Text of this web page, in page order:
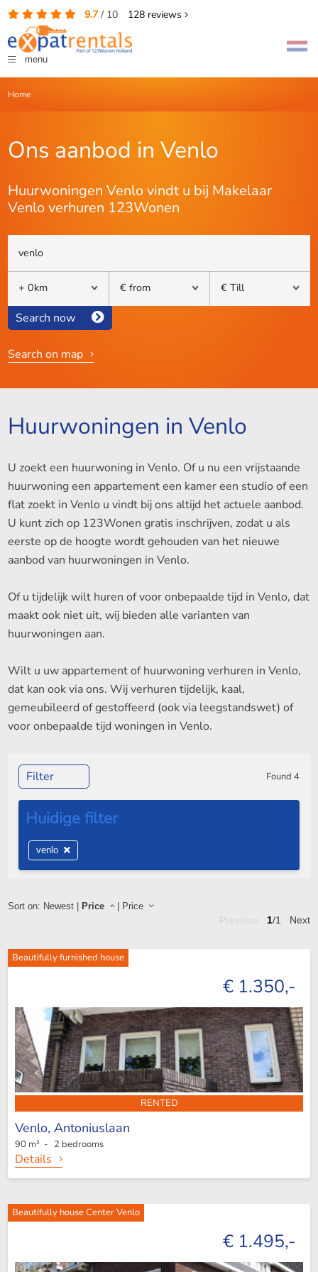
9.7/ 10 128reviews
menu
Home
Ons aanbod in Venlo
Huurwoningen Venlo vindt u bij Makelaar
Venlo verhuren 123Wonen
Search now
Search on map
Huurwoningen in Venlo
U zoekt een huurwoning in Venlo. Of u nu een vrijstaande
huurwoning een appartement een kamer een studio of een
flat zoekt in Venlo u vindt bij ons altijd het actuele aanbod.
U kunt zich op 123Wonen gratis inschrijven, zodat u als
eerste op de hoogte wordt gehouden van het nieuwe
aanbod van huurwoningen in Venlo.
Of u tijdelijk wilt huren of voor onbepaalde tijd in Venlo, dat
maakt ook niet uit, wij bieden alle varianten van
huurwoningen aan.
Wilt u uw appartement of huurwoning verhuren in Venlo,
dat kan ook via ons. Wij verhuren tijdelijk, kaal,
gemeubileerd of gestoffeerd (ook via leegstandswet) of
voor onbepaalde tijd woningen in Venlo.
Sort on: Newest| Price | Price
1/1 Next
Beautifully furnished house
€ 1.350,-
RENTED
Venlo, Antoniuslaan
90 m² - 2 bedrooms
Details
Beautifully house Center Venlo
€ 1.495,-
Filter Found4
venlo